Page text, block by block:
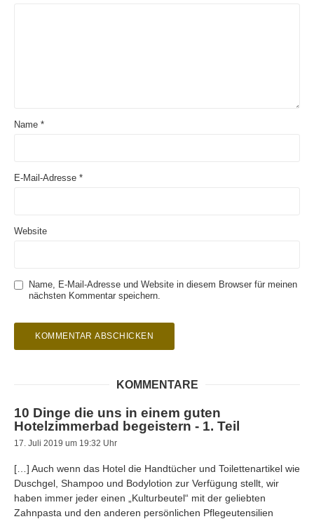
Name *
E-Mail-Adresse *
Website
Name, E-Mail-Adresse und Website in diesem Browser für meinen
nächsten Kommentar speichern.
KOMMENTARE
10 Dinge die uns in einem guten
Hotelzimmerbad begeistern - 1. Teil
17. Juli 2019 um 19:32 Uhr
[…] Auch wenn das Hotel die Handtücher und Toilettenartikel wie
Duschgel, Shampoo und Bodylotion zur Verfügung stellt, wir
haben immer jeder einen „Kulturbeutel“ mit der geliebten
Zahnpasta und den anderen persönlichen Pflegeutensilien